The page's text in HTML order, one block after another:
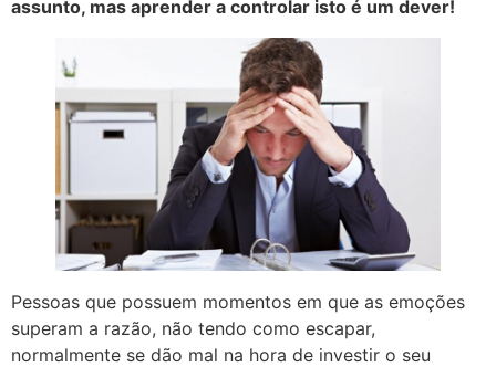
assunto, mas aprender a controlar isto é um dever!
Pessoas que possuem momentos em que as emoções
superam a razão, não tendo como escapar,
normalmente se dão mal na hora de investir o seu